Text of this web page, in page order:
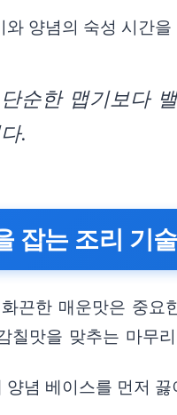
와 양념의 숙성 시간
순한 맵기보다
.
잡는 조리 기술
끈한 매운맛은 중
칠맛을 맞추는 마무
양념 베이스를 먼저